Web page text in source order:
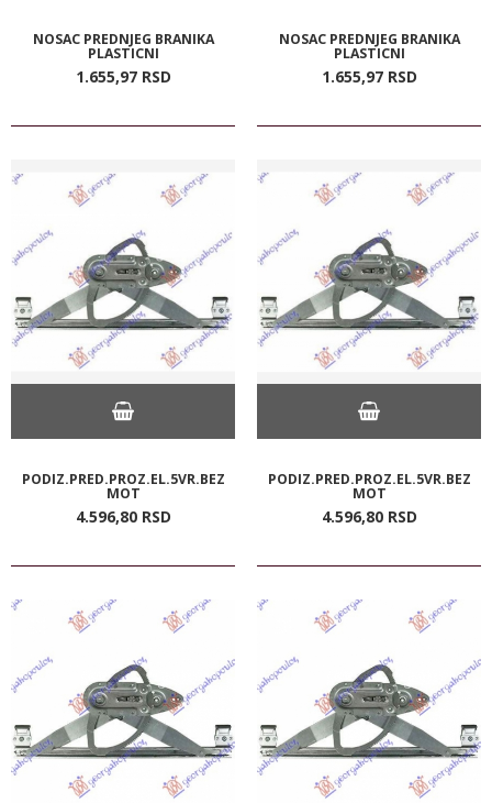
NOSAC PREDNJEG BRANIKA
PLASTICNI
1.655,97 RSD
NOSAC PREDNJEG BRANIKA
PLASTICNI
1.655,97 RSD
PODIZ.PRED.PROZ.EL.5VR.BEZ
MOT
4.596,80 RSD
PODIZ.PRED.PROZ.EL.5VR.BEZ
MOT
4.596,80 RSD